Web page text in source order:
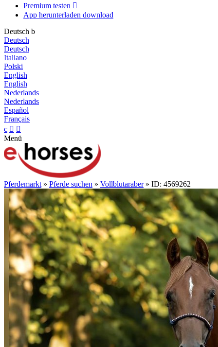
Premium testen 
App herunterladen download
Deutsch b
Deutsch
Deutsch
Italiano
Polski
English
English
Nederlands
Nederlands
Español
Français
c  
Menü
Pferdemarkt » Pferde suchen » Vollblutaraber» ID: 4569262